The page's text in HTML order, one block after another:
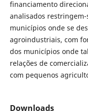
financiamento
analisados restringem-
municípios onde se
agroindustriais, com
dos municípios onde
relações de
com pequenos
Downloads